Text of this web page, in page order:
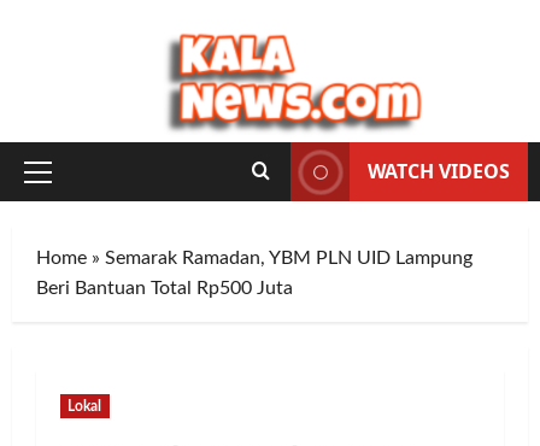
Primary
WATCH VIDEOS
Home » Semarak Ramadan, YBM PLN UID Lampung
Beri Bantuan Total Rp500 Juta
Lokal